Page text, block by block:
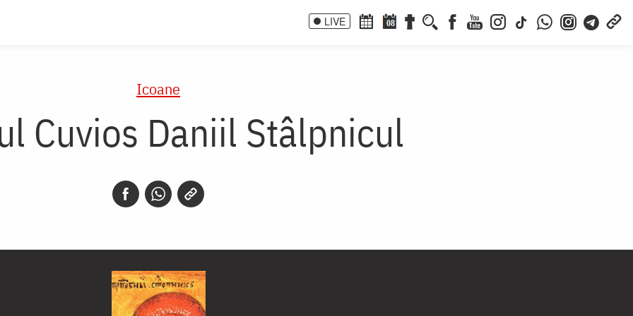
LIVE 08
Icoane
Cuvios Daniil Stâlpnicul